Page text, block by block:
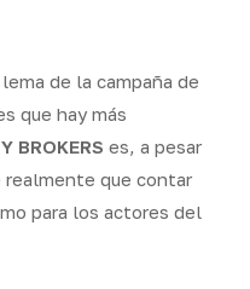
de la campaña de
que hay más
BROKERS es, a pesar
que contar
para los actores del